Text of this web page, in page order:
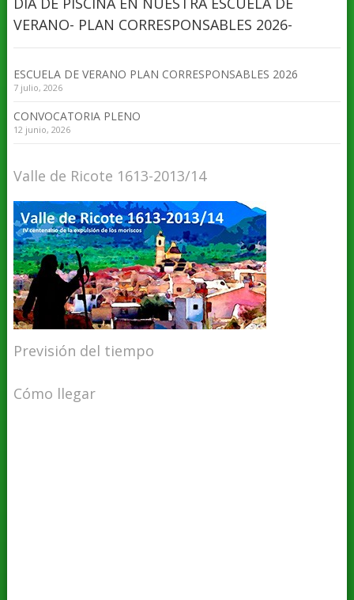
VERANO- PLAN CORRESPONSABLES 2026-
ESCUELA DE VERANO PLAN CORRESPONSABLES 2026
7 julio, 2026
CONVOCATORIA PLENO
12 junio, 2026
Valle de Ricote 1613-2013/14
Previsión del tiempo
Cómo llegar